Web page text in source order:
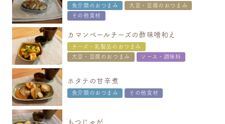
魚介類のおつまみ
大豆・豆腐のおつまみ
その他食材
カマンベールチーズの酢味噌和え
チーズ・乳製品のおつまみ
大豆・豆腐のおつまみ
ソース・調味料
ホタテの甘辛煮
魚介類のおつまみ その他食材
もつじゃが